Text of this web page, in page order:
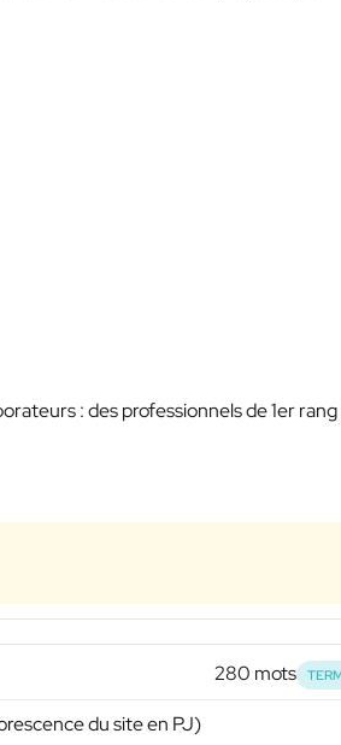
: des professionnels de 1er
280 mots
du site en PJ)